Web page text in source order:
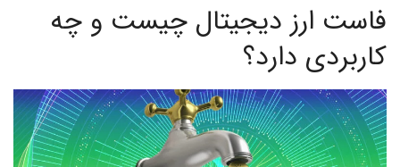
فاست ارز دیجیتال چیست و چه
کاربردی دارد؟